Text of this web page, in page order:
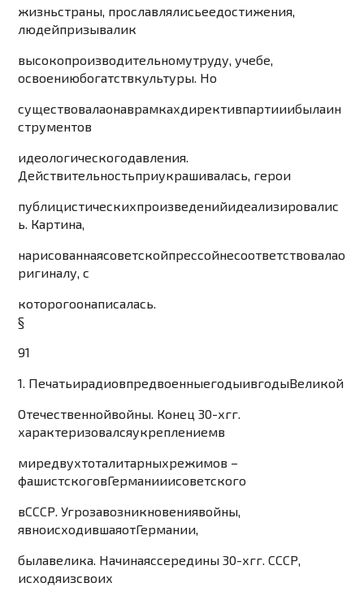
жизньстраны, прославлялисьеедостижения,
людейпризывалик
высокопроизводительномутруду,учебе,
освоениюбогатствкультуры. Но
существовалаонаврамкахдирективпартииибылаин
струментов
идеологическогодавления.
Действительностьприукрашивалась, герои
публицистическихпроизведенийидеализировалис
ь. Картина,
нарисованнаясоветскойпрессойнесоответствовалао
ригиналу,с
которогоонаписалась.
§
91
1. ПечатьирадиовпредвоенныегодыивгодыВеликой
Отечественнойвойны. Конец 30-хгг.
характеризовалсяукреплениемв
миредвухтоталитарныхрежимов –
фашистскоговГерманииисоветского
вСССР.Угрозавозникновениявойны,
явноисходившаяотГермании,
былавелика. Начинаяссередины 30-хгг.СССР,
исходяизсвоих